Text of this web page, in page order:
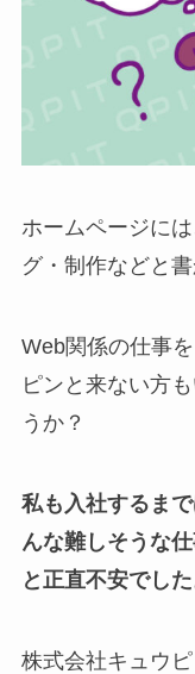
ホームページに
グ・制作などと
Web関係の仕事
ピンと来ない方
うか？
私も入社するま
んな難しそうな
と正直不安でした
株式会社キュウ